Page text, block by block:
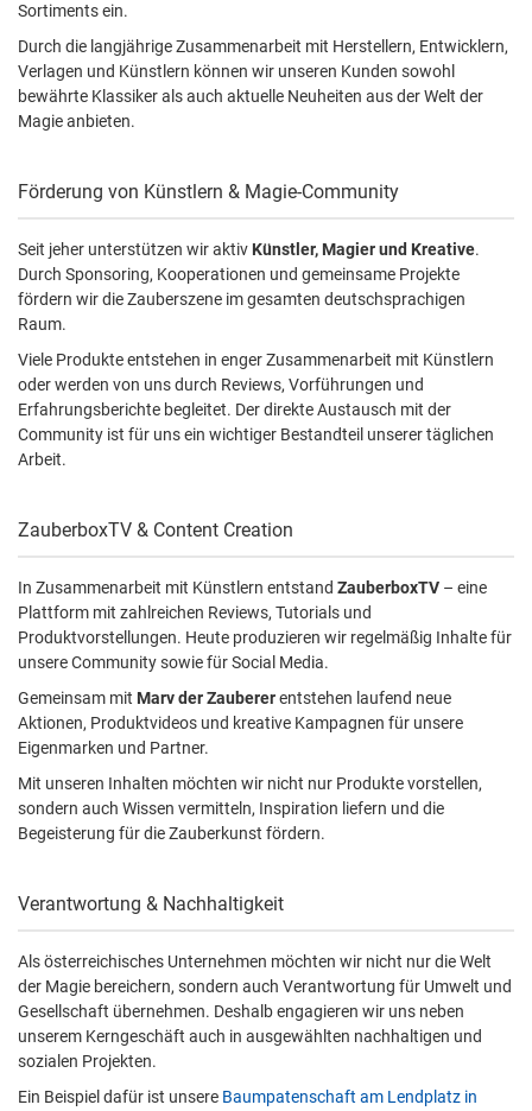
Sortiments ein.
Durch die langjährige Zusammenarbeit mit Herstellern, Entwicklern,
Verlagen und Künstlern können wir unseren Kunden sowohl
bewährte Klassiker als auch aktuelle Neuheiten aus der Welt der
Magie anbieten.
Förderung von Künstlern & Magie-Community
Seit jeher unterstützen wir aktiv Künstler, Magier und Kreative.
Durch Sponsoring, Kooperationen und gemeinsame Projekte
fördern wir die Zauberszene im gesamten deutschsprachigen
Raum.
Viele Produkte entstehen in enger Zusammenarbeit mit Künstlern
oder werden von uns durch Reviews, Vorführungen und
Erfahrungsberichte begleitet. Der direkte Austausch mit der
Community ist für uns ein wichtiger Bestandteil unserer täglichen
Arbeit.
ZauberboxTV & Content Creation
In Zusammenarbeit mit Künstlern entstand ZauberboxTV – eine
Plattform mit zahlreichen Reviews, Tutorials und
Produktvorstellungen. Heute produzieren wir regelmäßig Inhalte für
unsere Community sowie für Social Media.
Gemeinsam mit Marv der Zaubererentstehen laufend neue
Aktionen, Produktvideos und kreative Kampagnen für unsere
Eigenmarken und Partner.
Mit unseren Inhalten möchten wir nicht nur Produkte vorstellen,
sondern auch Wissen vermitteln, Inspiration liefern und die
Begeisterung für die Zauberkunst fördern.
Verantwortung & Nachhaltigkeit
Als österreichisches Unternehmen möchten wir nicht nur die Welt
der Magie bereichern, sondern auch Verantwortung für Umwelt und
Gesellschaft übernehmen. Deshalb engagieren wir uns neben
unserem Kerngeschäft auch in ausgewählten nachhaltigen und
sozialen Projekten.
Ein Beispiel dafür ist unsere Baumpatenschaft am Lendplatz in